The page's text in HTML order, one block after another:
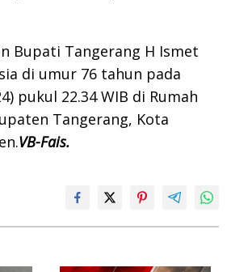
Bupati Tangerang H Ismet
di umur 76 tahun pada
pukul 22.34 WIB di Rumah
Tangerang, Kota
VB-Fais.